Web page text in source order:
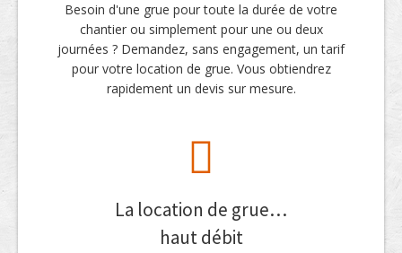
Besoin d'une grue pour toute la durée de votre
chantier ou simplement pour une ou deux
journées ? Demandez, sans engagement, un tarif
pour votre location de grue. Vous obtiendrez
rapidement un devis sur mesure.
La location de grue…
haut débit